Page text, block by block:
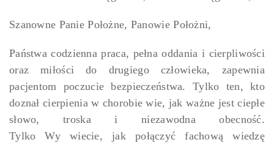
Szanowne Panie Położne, Panowie Położni,
Państwa codzienna praca, pełna oddania i cierpliwości
oraz miłości do drugiego człowieka, zapewnia
pacjentom poczucie bezpieczeństwa. Tylko ten, kto
doznał cierpienia w chorobie wie, jak ważne jest ciepłe
słowo, troska i niezawodna obecność.
Tylko Wy wiecie, jak połączyć fachową wiedzę